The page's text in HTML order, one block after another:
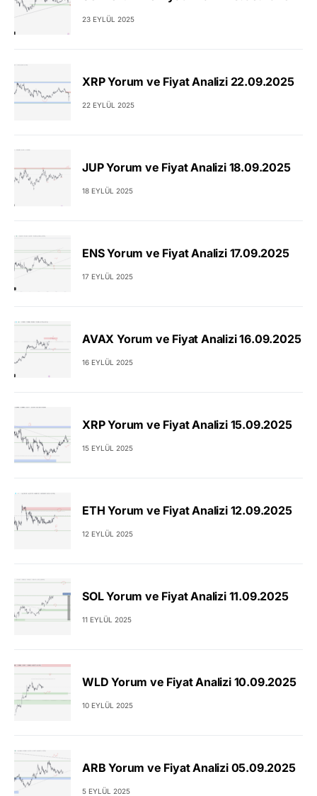
23 EYLÜL 2025
XRP Yorum ve Fiyat Analizi 22.09.2025
22 EYLÜL 2025
JUP Yorum ve Fiyat Analizi 18.09.2025
18 EYLÜL 2025
ENS Yorum ve Fiyat Analizi 17.09.2025
17 EYLÜL 2025
AVAX Yorum ve Fiyat Analizi 16.09.2025
16 EYLÜL 2025
XRP Yorum ve Fiyat Analizi 15.09.2025
15 EYLÜL 2025
ETH Yorum ve Fiyat Analizi 12.09.2025
12 EYLÜL 2025
SOL Yorum ve Fiyat Analizi 11.09.2025
11 EYLÜL 2025
WLD Yorum ve Fiyat Analizi 10.09.2025
10 EYLÜL 2025
ARB Yorum ve Fiyat Analizi 05.09.2025
5 EYLÜL 2025